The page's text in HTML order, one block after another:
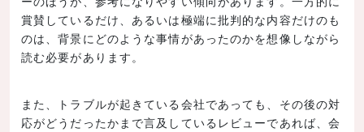
賞賛しているだけ、あるいは極端に批判的な内容だけのも
のは、背景にどのような事情があったのかを想像しながら
読む必要があります。
また、トラブルが起きている会社であっても、その後の対
応がどうだったかまで言及しているレビューであれば、会